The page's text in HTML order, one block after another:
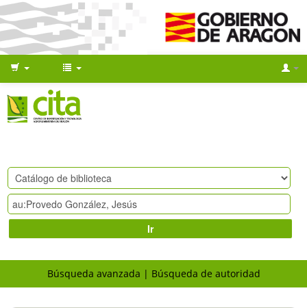
Ir
Búsqueda avanzada Búsqueda de autoridad